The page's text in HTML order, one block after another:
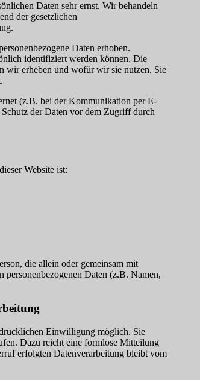
Daten sehr ernst. Wir behandeln
der gesetzlichen
Daten erhoben.
identifiziert werden können. Die
wir erheben und wofür wir sie nutzen. Sie
(z.B. bei der Kommunikation per E-
der Daten vor dem Zugriff durch
Website ist:
die allein oder gemeinsam mit
Daten (z.B. Namen,
Einwilligung möglich. Sie
Dazu reicht eine formlose Mitteilung
erfolgten Datenverarbeitung bleibt vom